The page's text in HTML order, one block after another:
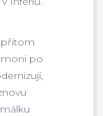
přitom
po